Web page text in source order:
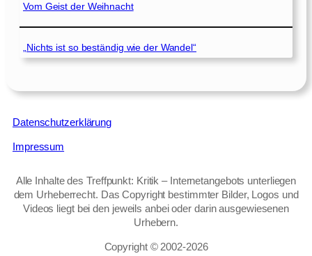
Vom Geist der Weihnacht
„Nichts ist so beständig wie der Wandel“
Datenschutzerklärung
Impressum
Alle Inhalte des Treffpunkt: Kritik – Internetangebots unterliegen
dem Urheberrecht. Das Copyright bestimmter Bilder, Logos und
Videos liegt bei den jeweils anbei oder darin ausgewiesenen
Urhebern.
Copyright © 2002‑2026